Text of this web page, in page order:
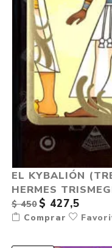
EL KYBALIÓN
HERMES
$ 450 $ 427,5
Comprar